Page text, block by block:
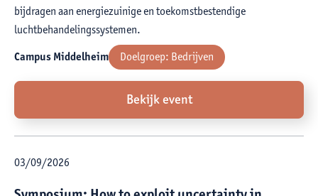
bijdragen aan energiezuinige en toekomstbestendige
luchtbehandelingssystemen.
Campus Middelheim Doelgroep: Bedrijven
Bekijk event
03/09/2026